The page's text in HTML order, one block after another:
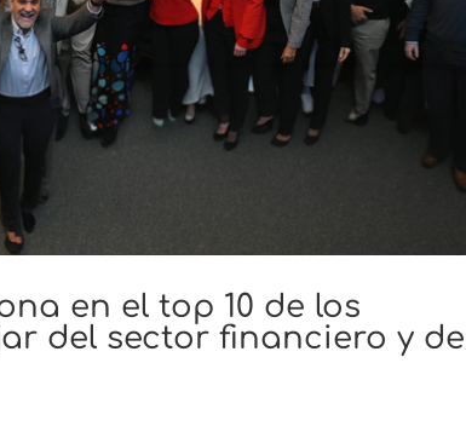
en el top 10 de los
del sector financiero y de